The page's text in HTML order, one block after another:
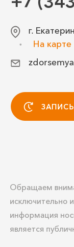
г.
На карте
Обращаем
исключительно
информация
является